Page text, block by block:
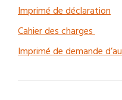
Imprimé de déclaration
Cahier des charges
Imprimé de demande